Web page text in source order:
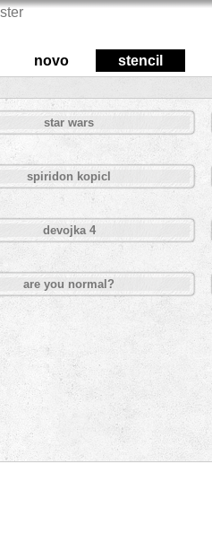
novo stencil
star wars
spiridon kopicl
devojka 4
are you normal?